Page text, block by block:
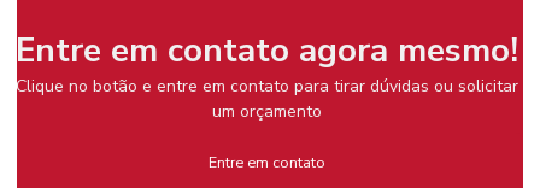
Entre em contato agora mesmo!
Clique no botão e entre em contato para tirar dúvidas ou solicitar
um orçamento
Entre em contato